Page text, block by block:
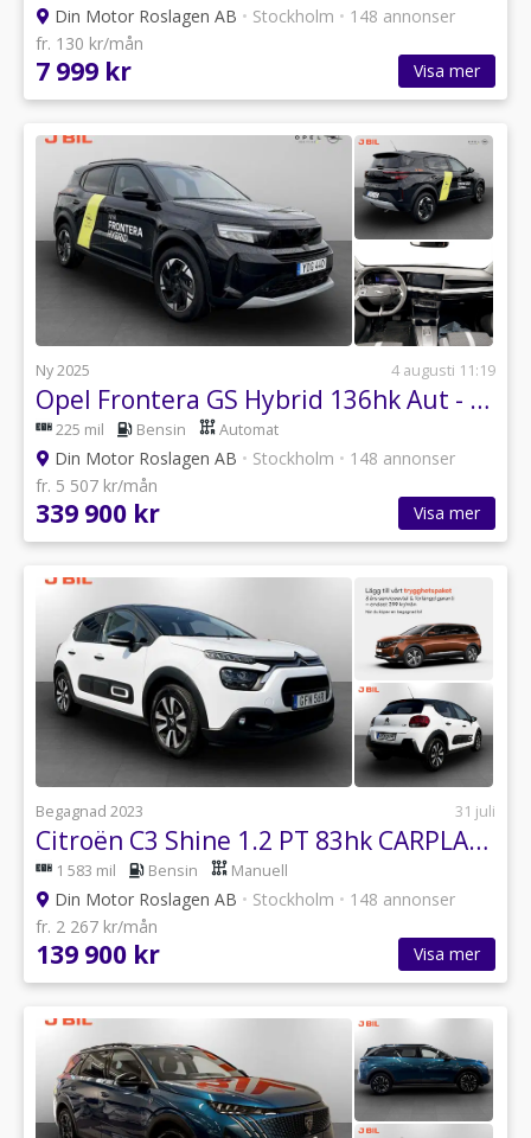
Din Motor Roslagen AB • Stockholm • 148 annonser
fr. 130 kr/mån
7 999 kr Visa mer
Ny 2025 4 augusti 11:19
Opel Frontera GS Hybrid 136hk Aut - DEMO
225 mil Bensin Automat
Din Motor Roslagen AB • Stockholm • 148 annonser
fr. 5 507 kr/mån
339 900 kr Visa mer
Begagnad 2023 31 juli
Citroën C3 Shine 1.2 PT 83hk CARPLAY BACKSENSORER
1 583 mil Bensin Manuell
Din Motor Roslagen AB • Stockholm • 148 annonser
fr. 2 267 kr/mån
139 900 kr Visa mer